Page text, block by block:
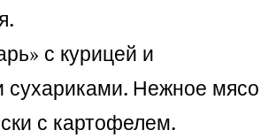
с курицей и
сухариками. Нежное мясо
с картофелем.